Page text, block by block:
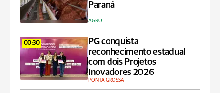
Paraná
AGRO
00:30
PG conquista
reconhecimento estadual
com dois Projetos
Inovadores 2026
PONTA GROSSA